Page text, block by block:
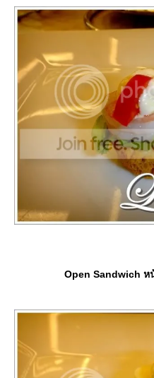
Open Sandwich ห